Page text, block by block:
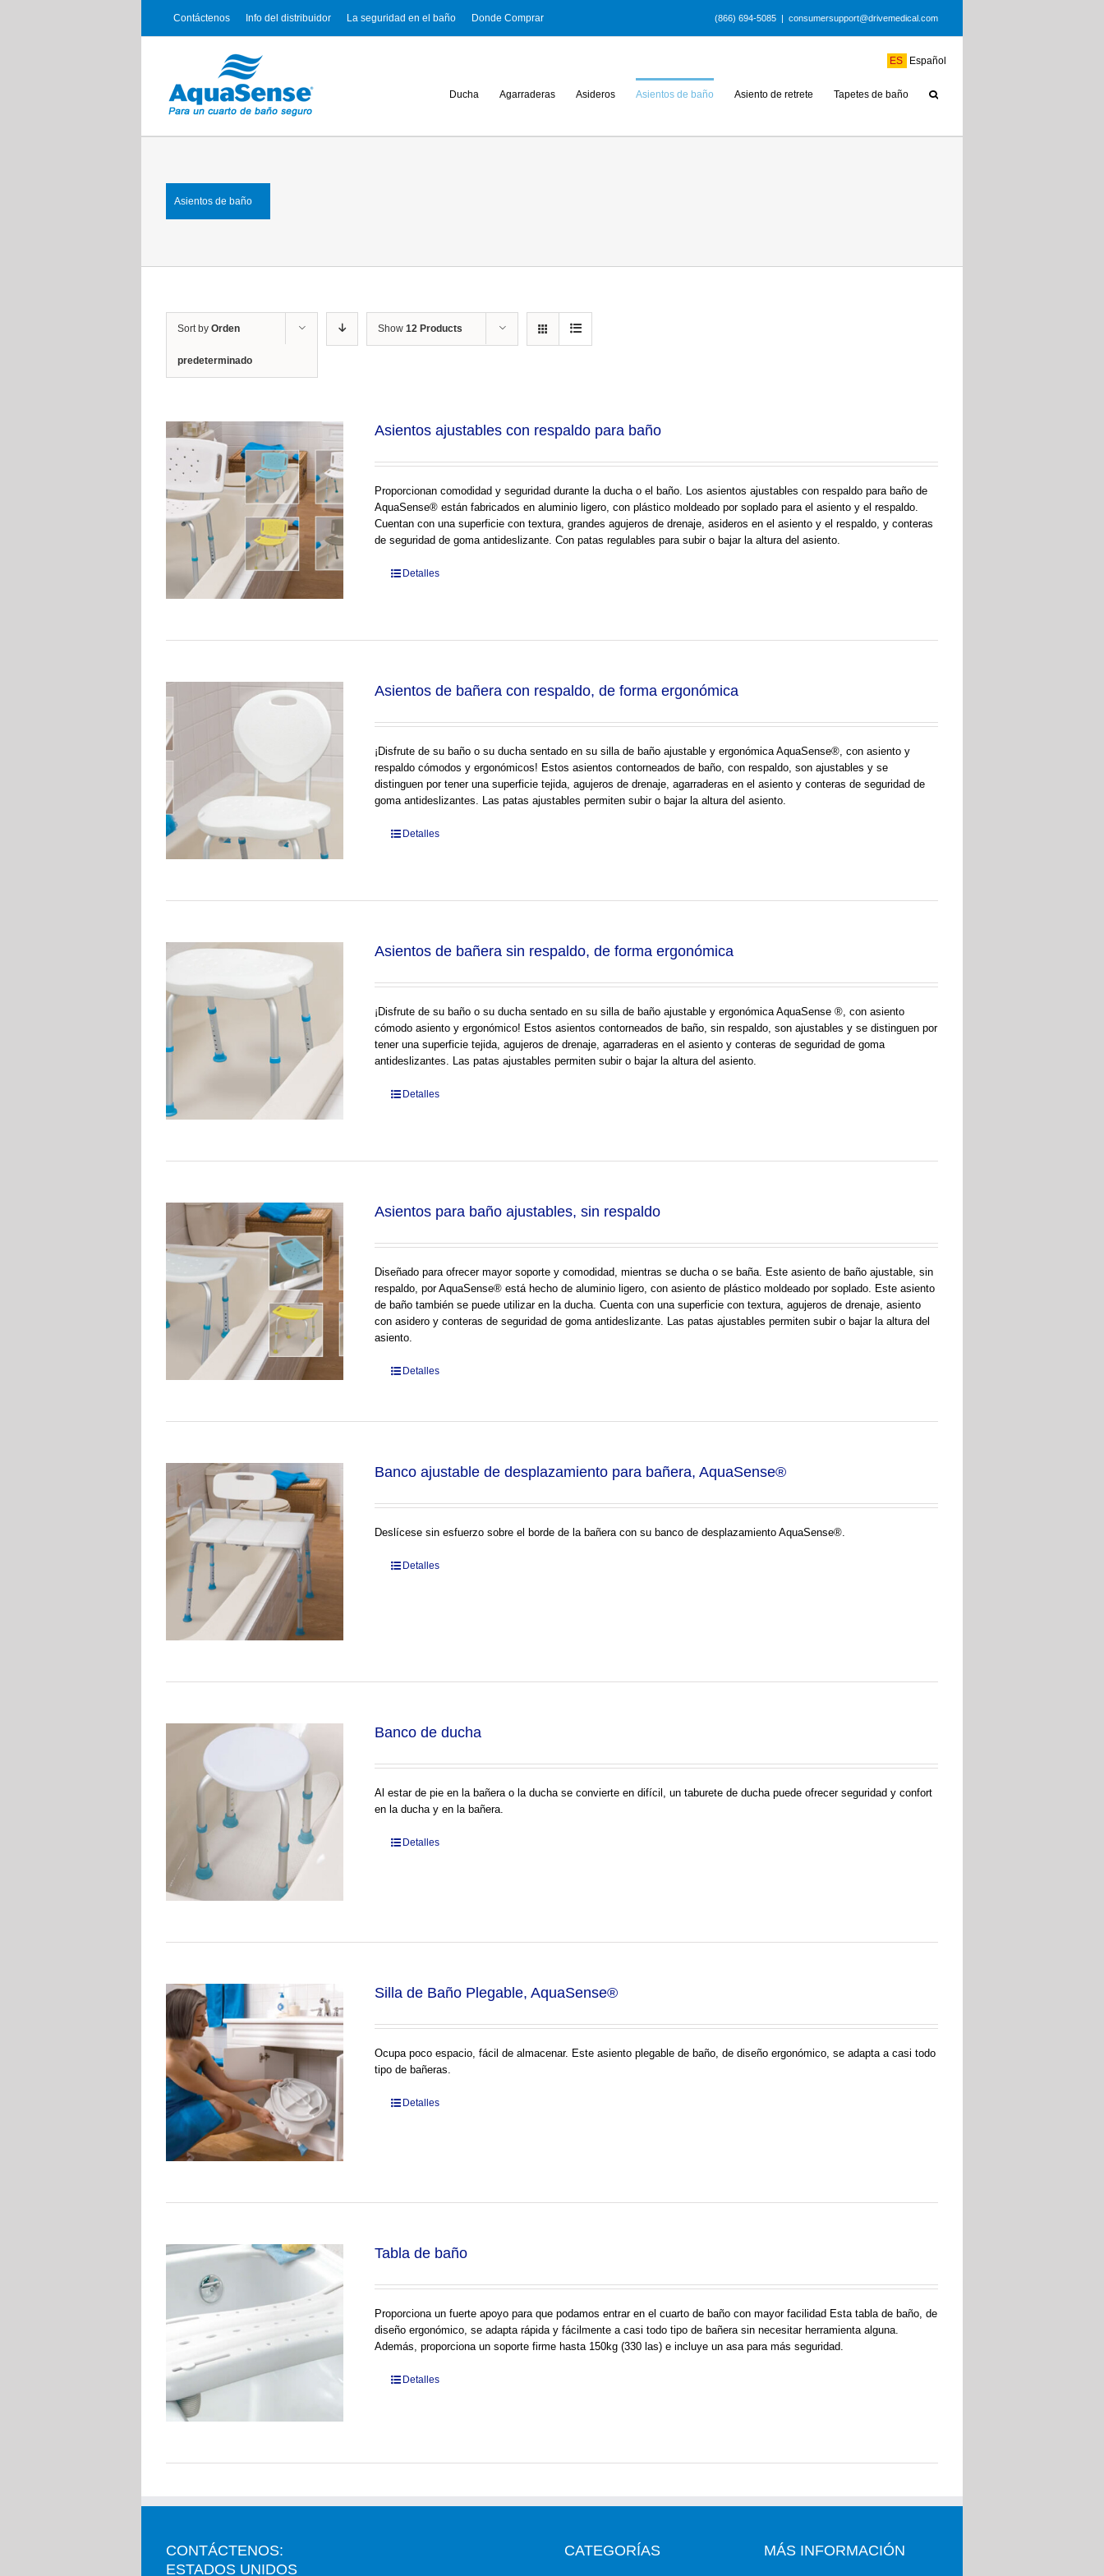
ES Español
Contáctenos Info del distribuidor La seguridad en el baño Donde Comprar (866) 694-5085 | consumersupport@drivemedical.com
Ducha Agarraderas Asideros Asientos de baño Asiento de retrete Tapetes de baño
Asientos de baño
Sort by Orden
predeterminado
Show 12 Products
Asientos ajustables con respaldo para baño
Proporcionan comodidad y seguridad durante la ducha o el baño. Los asientos ajustables con respaldo para baño de
AquaSense® están fabricados en aluminio ligero, con plástico moldeado por soplado para el asiento y el respaldo.
Cuentan con una superficie con textura, grandes agujeros de drenaje, asideros en el asiento y el respaldo, y conteras
de seguridad de goma antideslizante. Con patas regulables para subir o bajar la altura del asiento.
Detalles
Asientos de bañera con respaldo, de forma ergonómica
¡Disfrute de su baño o su ducha sentado en su silla de baño ajustable y ergonómica AquaSense®, con asiento y
respaldo cómodos y ergonómicos! Estos asientos contorneados de baño, con respaldo, son ajustables y se
distinguen por tener una superficie tejida, agujeros de drenaje, agarraderas en el asiento y conteras de seguridad de
goma antideslizantes. Las patas ajustables permiten subir o bajar la altura del asiento.
Detalles
Asientos de bañera sin respaldo, de forma ergonómica
¡Disfrute de su baño o su ducha sentado en su silla de baño ajustable y ergonómica AquaSense ®, con asiento
cómodo asiento y ergonómico! Estos asientos contorneados de baño, sin respaldo, son ajustables y se distinguen por
tener una superficie tejida, agujeros de drenaje, agarraderas en el asiento y conteras de seguridad de goma
antideslizantes. Las patas ajustables permiten subir o bajar la altura del asiento.
Detalles
Asientos para baño ajustables, sin respaldo
Diseñado para ofrecer mayor soporte y comodidad, mientras se ducha o se baña. Este asiento de baño ajustable, sin
respaldo, por AquaSense® está hecho de aluminio ligero, con asiento de plástico moldeado por soplado. Este asiento
de baño también se puede utilizar en la ducha. Cuenta con una superficie con textura, agujeros de drenaje, asiento
con asidero y conteras de seguridad de goma antideslizante. Las patas ajustables permiten subir o bajar la altura del
asiento.
Detalles
Banco ajustable de desplazamiento para bañera, AquaSense®
Deslícese sin esfuerzo sobre el borde de la bañera con su banco de desplazamiento AquaSense®.
Detalles
Banco de ducha
Al estar de pie en la bañera o la ducha se convierte en difícil, un taburete de ducha puede ofrecer seguridad y confort
en la ducha y en la bañera.
Detalles
Silla de Baño Plegable, AquaSense®
Ocupa poco espacio, fácil de almacenar. Este asiento plegable de baño, de diseño ergonómico, se adapta a casi todo
tipo de bañeras.
Detalles
Tabla de baño
Proporciona un fuerte apoyo para que podamos entrar en el cuarto de baño con mayor facilidad Esta tabla de baño, de
diseño ergonómico, se adapta rápida y fácilmente a casi todo tipo de bañera sin necesitar herramienta alguna.
Además, proporciona un soporte firme hasta 150kg (330 las) e incluye un asa para más seguridad.
Detalles
CONTÁCTENOS:
ESTADOS UNIDOS
CATEGORÍAS MÁS INFORMACIÓN